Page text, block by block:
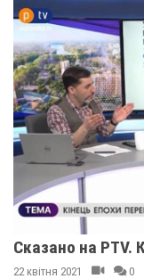
Сказано на PTV.
22 квітня 2021 0